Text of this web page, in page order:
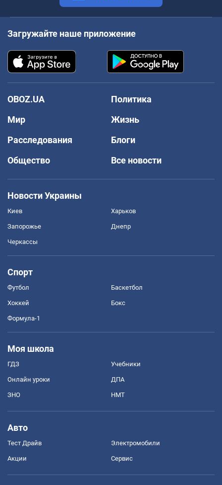
Загружайте наше приложение
OBOZ.UA
Политика
Мир
Жизнь
Расследования
Блоги
Общество
Все новости
Новости Украины
Киев Харьков
Запорожье Днепр
Черкассы
Спорт
Футбол Баскетбол
Хоккей Бокс
Формула-1
Моя школа
ГДЗ Учебники
Онлайн уроки ДПА
ЗНО НМТ
Авто
Тест Драйв Электромобили
Акции Сервис